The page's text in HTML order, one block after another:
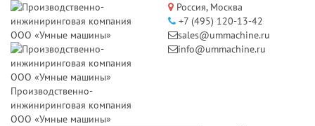
Производственно-
инжиниринговая компания
ООО «Умные машины»
Россия, Москва
+7 (495) 120-13-42
sales@ummachine.ru
info@ummachine.ru